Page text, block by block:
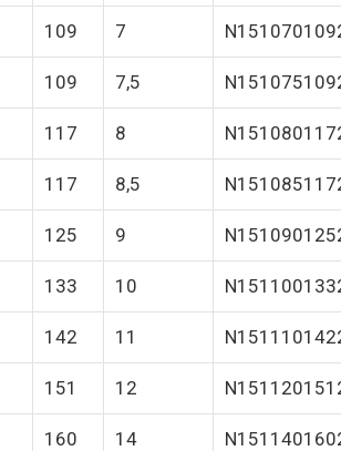
109 7
109 7,5
117 8
117 8,5
125 9
133 10
142 11
151 12
160 14